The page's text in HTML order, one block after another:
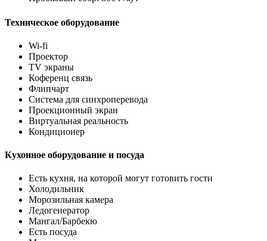
Техническое оборудование
Wi-fi
Проектор
TV экраны
Коференц связь
Флипчарт
Система для синхроперевода
Проекционный экран
Виртуальная реальность
Кондиционер
Кухонное оборудование и посуда
Есть кухня, на которой могут готовить гости
Холодильник
Морозильная камера
Ледогенератор
Мангал/Барбекю
Есть посуда